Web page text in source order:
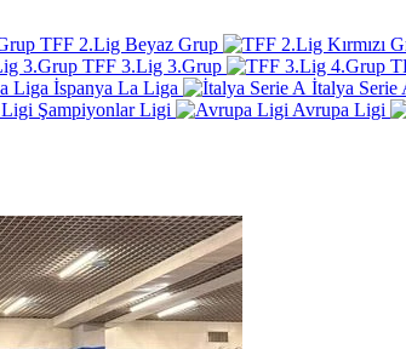
TFF 2.Lig Beyaz Grup
TFF 3.Lig 3.Grup
İspanya La Liga
İtalya Serie
Şampiyonlar Ligi
Avrupa Ligi